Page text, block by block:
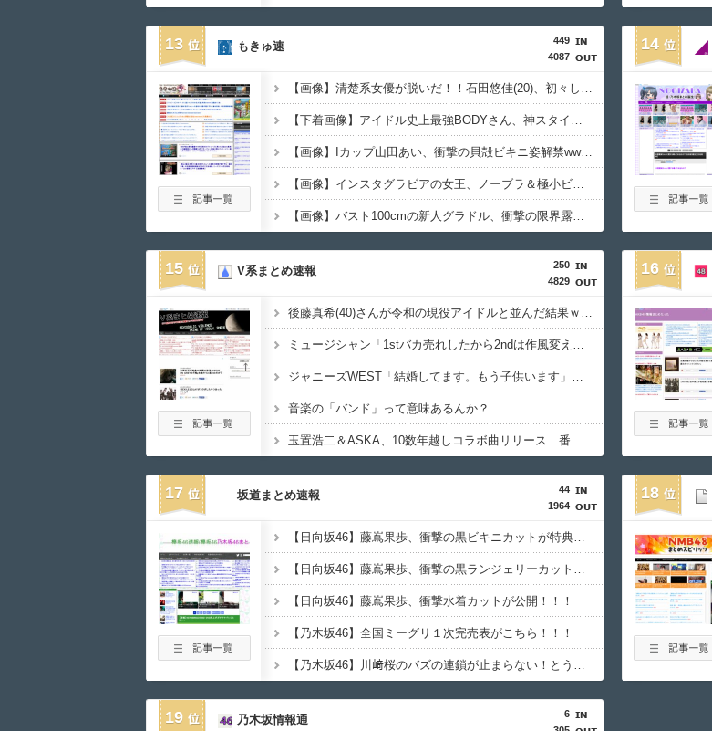
13
449
4087
もきゅ速
【画像】清楚系女優が脱いだ！！石田悠佳(20)、初々しい水着グラビアで青春感爆発！！
【下着画像】アイドル史上最強BODYさん、神スタイルが限界突破wwwwww横野すみれ、ランジェリー姿で美くびれを大胆露出！！！
【画像】Iカップ山田あい、衝撃の貝殻ビキニ姿解禁wwwwwwグラビア界を席巻するハーフ美女が過去最大露出！！
【画像】インスタグラビアの女王、ノーブラ＆極小ビキニで限界露出wwwwww似鳥沙也加、FRIDAYの写真集から超絶SEXYカットを公開！！
【画像】バスト100cmの新人グラドル、衝撃の限界露出wwwwwww三園響子、「週刊プレイボーイ」でガン攻めグラビア！！！
14
15
250
4829
V系まとめ速報
後藤真希(40)さんが令和の現役アイドルと並んだ結果ｗｗｗｗｗｗｗ
ミュージシャン「1stバカ売れしたから2ndは作風変えて幅見せるで！！」
ジャニーズWEST「結婚してます。もう子供います」突然発表ｗｗｗｗｗｗｗｗｗ
音楽の「バンド」って意味あるんか？
玉置浩二＆ASKA、10数年越しコラボ曲リリース 番同い年盟友の完全合作
16
17
44
1964
坂道まとめ速報
【日向坂46】藤嶌果歩、衝撃の黒ビキニカットが特典に！！！
【日向坂46】藤嶌果歩、衝撃の黒ランジェリーカットが解禁！！！！
【日向坂46】藤嶌果歩、衝撃水着カットが公開！！！
【乃木坂46】全国ミーグリ１次完売表がこちら！！！
【乃木坂46】川﨑桜のバズの連鎖が止まらない！とうとう幼少期まで万バズ
18
19
6
乃木坂情報通